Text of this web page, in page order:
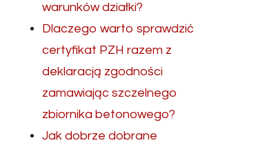
warunków działki?
Dlaczego warto sprawdzić
certyfikat PZH razem z
deklaracją zgodności
zamawiając szczelnego
zbiornika betonowego?
Jak dobrze dobrane